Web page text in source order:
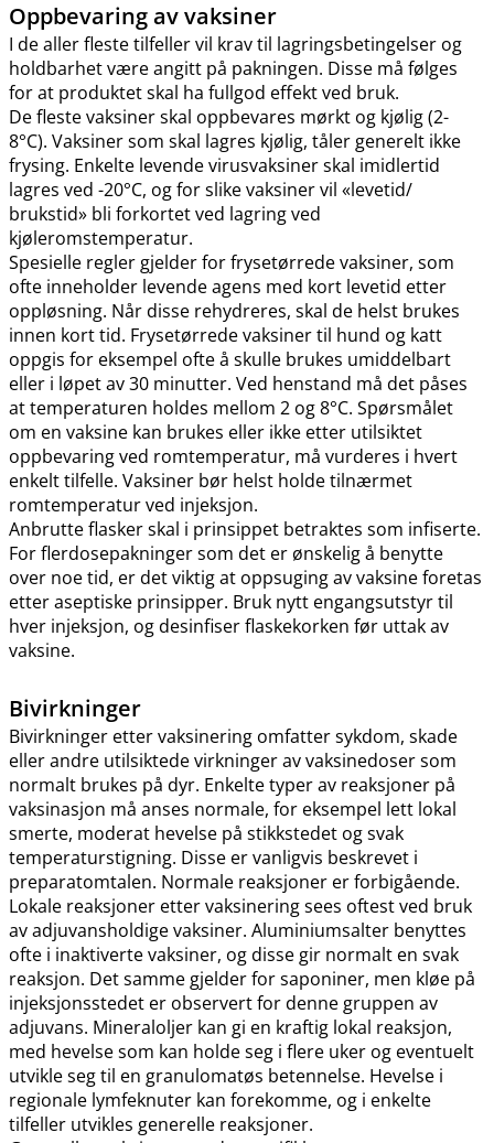
Oppbevaring av vaksiner
I de aller fleste tilfeller vil krav til lagringsbetingelser og
holdbarhet være angitt på pakningen. Disse må følges
for at produktet skal ha fullgod effekt ved bruk.
De fleste vaksiner skal oppbevares mørkt og kjølig (2-
8°C). Vaksiner som skal lagres kjølig, tåler generelt ikke
frysing. Enkelte levende virusvaksiner skal imidlertid
lagres ved -20°C, og for slike vaksiner vil «levetid​/​
brukstid» bli forkortet ved lagring ved
kjøleromstemperatur.
Spesielle regler gjelder for frysetørrede vaksiner, som
ofte inneholder levende agens med kort levetid etter
oppløsning. Når disse rehydreres, skal de helst brukes
innen kort tid. Frysetørrede vaksiner til hund og katt
oppgis for eksempel ofte å skulle brukes umiddelbart
eller i løpet av 30 minutter. Ved henstand må det påses
at temperaturen holdes mellom 2 og 8°C. Spørsmålet
om en vaksine kan brukes eller ikke etter utilsiktet
oppbevaring ved romtemperatur, må vurderes i hvert
enkelt tilfelle. Vaksiner bør helst holde tilnærmet
romtemperatur ved injeksjon.
Anbrutte flasker skal i prinsippet betraktes som infiserte.
For flerdosepakninger som det er ønskelig å benytte
over noe tid, er det viktig at oppsuging av vaksine foretas
etter aseptiske prinsipper. Bruk nytt engangsutstyr til
hver injeksjon, og desinfiser flaskekorken før uttak av
vaksine.
Bivirkninger
Bivirkninger etter vaksinering omfatter sykdom, skade
eller andre utilsiktede virkninger av vaksinedoser som
normalt brukes på dyr. Enkelte typer av reaksjoner på
vaksinasjon må anses normale, for eksempel lett lokal
smerte, moderat hevelse på stikkstedet og svak
temperaturstigning. Disse er vanligvis beskrevet i
preparatomtalen. Normale reaksjoner er forbigående.
Lokale reaksjoner etter vaksinering sees oftest ved bruk
av adjuvansholdige vaksiner. Aluminiumsalter benyttes
ofte i inaktiverte vaksiner, og disse gir normalt en svak
reaksjon. Det samme gjelder for saponiner, men kløe på
injeksjonsstedet er observert for denne gruppen av
adjuvans. Mineraloljer kan gi en kraftig lokal reaksjon,
med hevelse som kan holde seg i flere uker og eventuelt
utvikle seg til en granulomatøs betennelse. Hevelse i
regionale lymfeknuter kan forekomme, og i enkelte
tilfeller utvikles generelle reaksjoner.